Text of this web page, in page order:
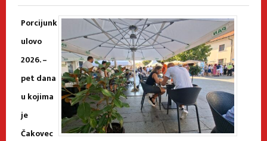
Porcijunk
ulovo
2026. –
pet dana
u kojima
je
Čakovec